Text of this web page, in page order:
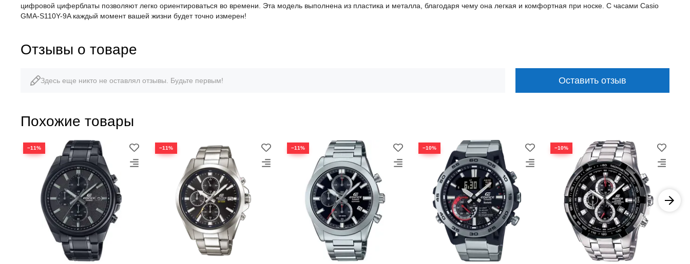
цифровой циферблаты позволяют легко ориентироваться во времени. Эта модель выполнена из пластика и металла, благодаря чему она легкая и комфортная при носке. С часами Casio
GMA-S110Y-9A каждый момент вашей жизни будет точно измерен!
Отзывы о товаре
Здесь еще никто не оставлял отзывы. Будьте первым! Оставить отзыв
Похожие товары
−11% −11% −11% −10% −10%